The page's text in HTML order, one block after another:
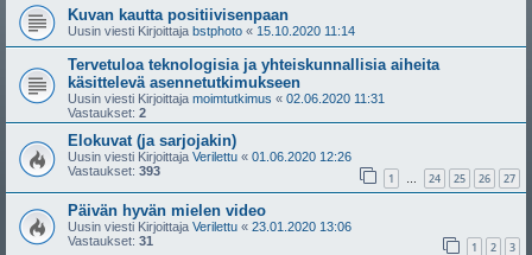
Kuvan kautta positiivisenpaan
Uusin viesti Kirjoittaja bstphoto « 15.10.2020 11:14
Tervetuloa teknologisia ja yhteiskunnallisia aiheita
käsittelevä asennetutkimukseen
Uusin viesti Kirjoittaja moimtutkimus « 02.06.2020 11:31
Vastaukset: 2
Elokuvat (ja sarjojakin)
Uusin viesti Kirjoittaja Verilettu « 01.06.2020 12:26
Vastaukset: 393 1 … 24 25 26 27
Päivän hyvän mielen video
Uusin viesti Kirjoittaja Verilettu « 23.01.2020 13:06
Vastaukset: 31 1 2 3